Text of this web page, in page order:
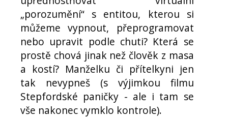
„porozumění“ s entitou, kterou si
můžeme vypnout, přeprogramovat
nebo upravit podle chuti? Která se
prostě chová jinak než člověk z masa
a kostí? Manželku či přítelkyni jen
tak nevypneš (s výjimkou filmu
Stepfordské paničky - ale i tam se
vše nakonec vymklo kontrole).